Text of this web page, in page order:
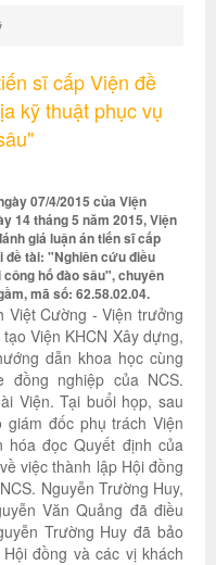
sĩ cấp Viện đề
kỹ thuật phục vụ
07/4/2015 của Viện
14 tháng 5 năm 2015, Viện
giá luận án tiến sĩ cấp
đề tài: "Nghiên cứu điều
hố đào sâu", chuyên
mã số: 62.58.02.04.
Việt Cường - Viện trưởng
Viện KHCN Xây dựng,
dẫn khoa học cùng
nghiệp của NCS.
Viện. Tại buổi họp, sau
đốc phụ trách Viện
đọc Quyết định của
việc thành lập Hội đồng
Nguyễn Trường Huy,
Văn Quảng đã điều
Trường Huy đã bảo
đồng và các vị khách